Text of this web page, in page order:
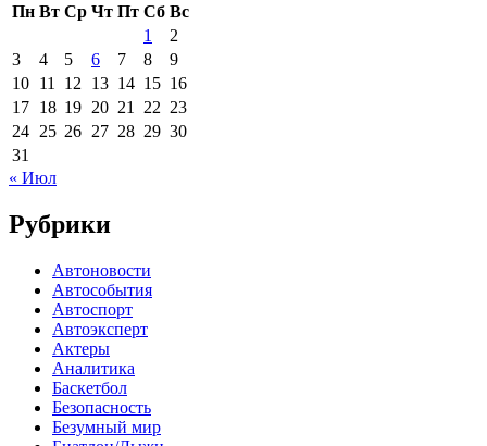
Пн Вт Ср Чт Пт Сб Вс
1
2
3
4 5 6 7 8
9
10 11 12 13 14 15 16
17 18 19 20 21 22 23
24 25 26 27 28 29 30
31
« Июл
Рубрики
Автоновости
Автособытия
Автоспорт
Автоэксперт
Актеры
Аналитика
Баскетбол
Безопасность
Безумный мир